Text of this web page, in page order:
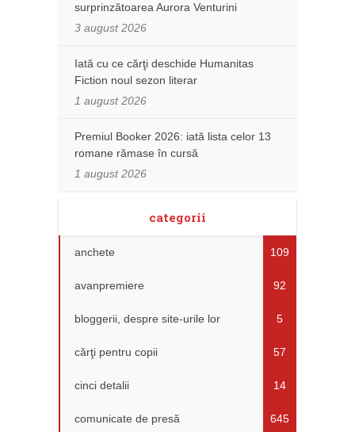
surprinzătoarea Aurora Venturini
3 august 2026
Iată cu ce cărţi deschide Humanitas
Fiction noul sezon literar
1 august 2026
Premiul Booker 2026: iată lista celor 13
romane rămase în cursă
1 august 2026
categorii
anchete 109
avanpremiere 92
bloggerii, despre site-urile lor 5
cărţi pentru copii 57
cinci detalii 14
comunicate de presă 645